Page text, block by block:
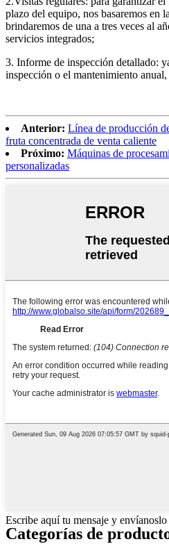
plazo del equipo, nos basaremos en
brindaremos de una a tres veces al
servicios integrados;
3. Informe de inspección detallado:
inspección o el mantenimiento
Anterior: Línea de producción
fruta concentrada de venta caliente
Próximo: Máquinas de
personalizadas
Escribe aquí tu mensaje y envíanoslo
Categorías de